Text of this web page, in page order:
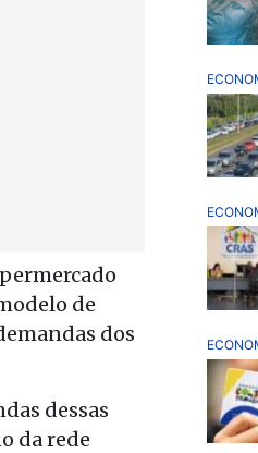
de
dos
dessas
da rede